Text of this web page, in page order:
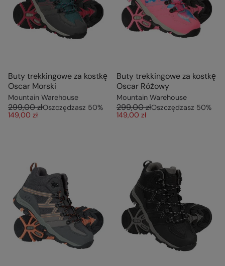
Buty trekkingowe za kostkę
Oscar Morski
Mountain Warehouse
299,00 złOszczędzasz 50%
149,00 zł
Buty trekkingowe za kostkę
Oscar Różowy
Mountain Warehouse
299,00 złOszczędzasz 50%
149,00 zł